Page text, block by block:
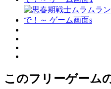
このフリーゲーム